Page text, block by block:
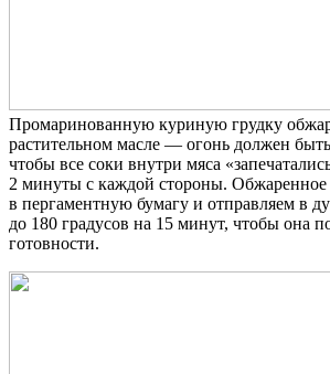
Промаринованную куриную грудку
растительном масле — огонь должен
чтобы все соки внутри мяса
2 минуты с каждой стороны. Обжаренное
в пергаментную бумагу и отправляем в
до 180 градусов на 15 минут, чтобы она
готовности.